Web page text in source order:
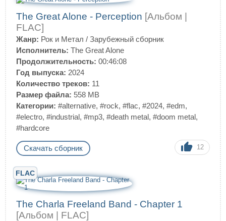
The Great Alone - Perception [Альбом |
FLAC]
Жанр: Рок и Метал / Зарубежный сборник
Исполнитель: The Great Alone
Продолжительность: 00:46:08
Год выпуска: 2024
Количество треков: 11
Размер файла: 558 MB
Категории: #alternative, #rock, #flac, #2024, #edm,
#electro, #industrial, #mp3, #death metal, #doom metal,
#hardcore
Скачать сборник 12
FLAC
The Charla Freeland Band - Chapter 1
[Альбом | FLAC]